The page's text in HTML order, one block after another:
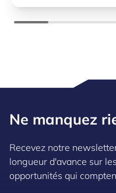
Ne manquez
Recevez notre
longueur d'avance sur
opportunités qui